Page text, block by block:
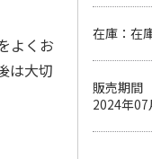
よくお
は大切
在庫：在
販売期間
2024年